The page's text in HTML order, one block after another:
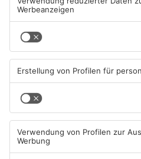
Gesamtumstände gehen die
dem Einbruchsgeschehen
steht und es sich um eine
Der Festgenommene, der im
Dienststelle musste, wurde nach
strafprozessualen Maßnahmen
auf freien Fuß gesetzt. Er muss
des besonders schweren Falls
Da nicht ausgeschlossen
beteiligt waren, suchen die
Zusammenhang mit den
Beobachtungen gemacht hat,
zuständigen Kripo in Hanau zu
Ermittlungen dauern an.